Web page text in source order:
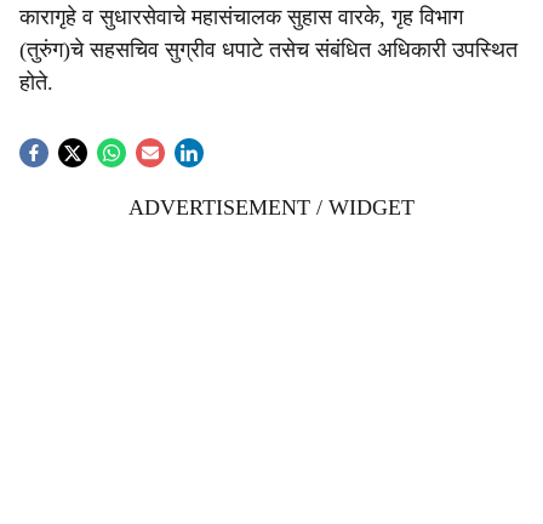
कारागृहे व सुधारसेवाचे महासंचालक सुहास वारके, गृह विभाग
(तुरुंग)चे सहसचिव सुग्रीव धपाटे तसेच संबंधित अधिकारी उपस्थित
होते.
ADVERTISEMENT / WIDGET